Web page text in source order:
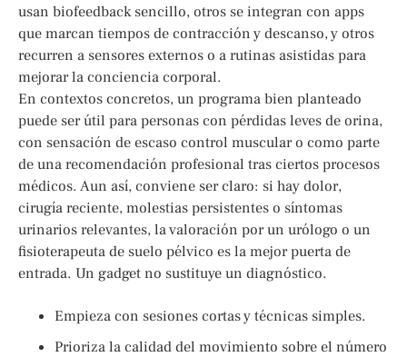
usan biofeedback sencillo, otros se integran con apps
que marcan tiempos de contracción y descanso, y otros
recurren a sensores externos o a rutinas asistidas para
mejorar la conciencia corporal.
En contextos concretos, un programa bien planteado
puede ser útil para personas con pérdidas leves de orina,
con sensación de escaso control muscular o como parte
de una recomendación profesional tras ciertos procesos
médicos. Aun así, conviene ser claro: si hay dolor,
cirugía reciente, molestias persistentes o síntomas
urinarios relevantes, la valoración por un urólogo o un
fisioterapeuta de suelo pélvico es la mejor puerta de
entrada. Un gadget no sustituye un diagnóstico.
Empieza con sesiones cortas y técnicas simples.
Prioriza la calidad del movimiento sobre el número